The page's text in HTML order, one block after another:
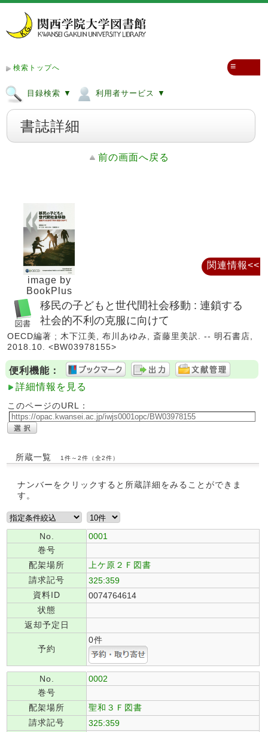
検索トップへ
目録検索 ▼ 利用者サービス ▼
≡
書誌詳細
前の画面へ戻る
image by
BookPlus
移民の子どもと世代間社会移動 : 連鎖する
社会的不利の克服に向けて
OECD編著 ; 木下江美, 布川あゆみ, 斎藤里美訳. -- 明石書店,
2018.10. <BW03978155>
便利機能：
詳細情報を見る
このページのURL：
所蔵一覧 1件～2件（全2件）
ナンバーをクリックすると所蔵詳細をみることができま
す。
No.
0001
巻号
配架場所
上ケ原２Ｆ図書
請求記号
325:359
資料ID
0074764614
状態
返却予定日
予約
0件
No.
0002
巻号
配架場所
聖和３Ｆ図書
請求記号
325:359
関連情報<<